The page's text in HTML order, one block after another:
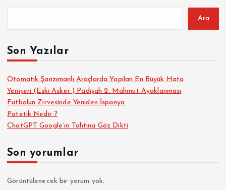
Ara
Son Yazılar
Otomatik Şanzımanlı Araçlarda Yapılan En Büyük Hata
Yeniçeri (Eski Asker ) Padişah 2. Mahmut Ayaklanması
Futbolun Zirvesinde Yeniden İspanya
Patetik Nedir ?
ChatGPT Google’ın Tahtına Göz Dikti
Son yorumlar
Görüntülenecek bir yorum yok.